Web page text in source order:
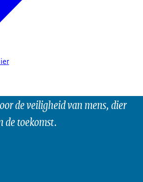
de veiligheid van mens, dier
de toekomst.